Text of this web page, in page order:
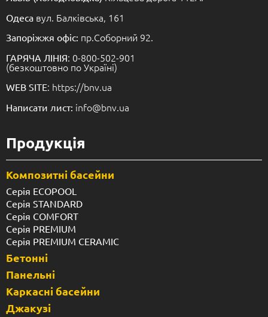
Одеса вул. Балківська, 161
Запоріжжя офіс: пр.Соборний 92.
ГАРЯЧА ЛІНІЯ: 0-800-502-901
(безкоштовно по Україні)
WEB SITE: https://bnv.ua
Написати лист: info@bnv.ua
Продукція
Композитні басейни
Серія ECOPOOL
Серія STANDARD
Серія COMFORT
Серія PREMIUM
Серія PREMIUM CERAMIC
Бетонні
Панельні
Каркасні басейни
Джакузі